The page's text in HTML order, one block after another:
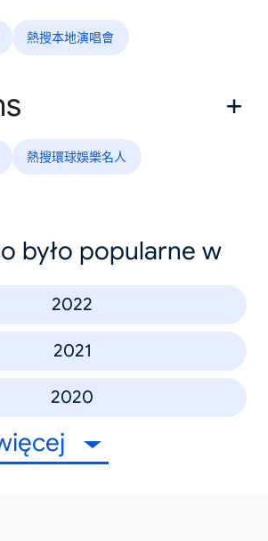
熱搜本地演唱會
熱搜環球娛樂名人
było popularne w
2022
2021
2020